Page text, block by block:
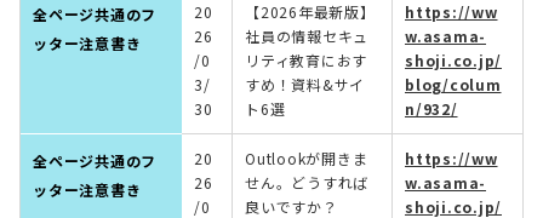
全ページ共通のフ
ッター注意書き
20
26
/0
3/
30
【2026年最新版】
社員の情報セキュ
リティ教育におす
すめ！資料&サイ
ト6選
https://ww
w.asama-
shoji.co.jp/
blog/colum
n/932/
全ページ共通のフ
ッター注意書き
20
26
/0
Outlookが開きま
せん。どうすれば
良いですか？
https://ww
w.asama-
shoji.co.jp/